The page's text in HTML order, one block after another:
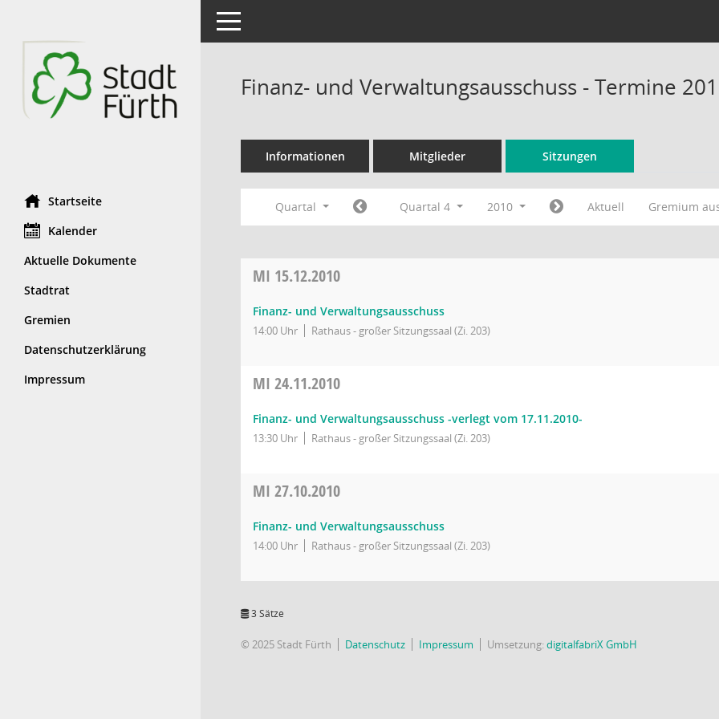
Startseite
Kalender
Aktuelle Dokumente
Stadtrat
Gremien
Datenschutzerklärung
Impressum
Toggle navigation
Finanz- und Verwaltungsausschuss - Termine
Informationen Mitglieder Sitzungen
Quartal Quartal 4 2010 Aktuell Gremium
MI 15.12.2010
Finanz- und Verwaltungsausschuss
14:00 Uhr Rathaus - großer Sitzungssaal (Zi. 203)
MI 24.11.2010
Finanz- und Verwaltungsausschuss -verlegt vom 17.11.2010-
13:30 Uhr Rathaus - großer Sitzungssaal (Zi. 203)
MI 27.10.2010
Finanz- und Verwaltungsausschuss
14:00 Uhr Rathaus - großer Sitzungssaal (Zi. 203)
3 Sätze
© 2025 Stadt Fürth Datenschutz Impressum Umsetzung:digitalfabriX GmbH